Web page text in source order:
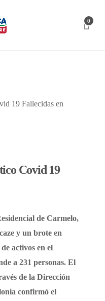
0
Covid 19
de Carmelo,
y un brote en
activos en el
a 231 personas. El
de la Dirección
confirmó el